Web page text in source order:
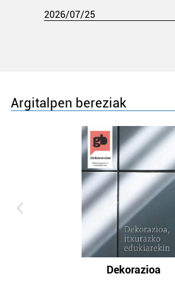
2026/07/25
Argitalpen bereziak
Dekorazioa